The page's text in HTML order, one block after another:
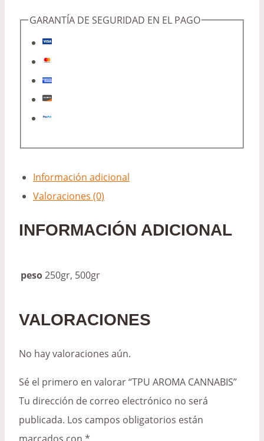
GARANTÍA DE SEGURIDAD EN EL PAGO
Información adicional
Valoraciones (0)
INFORMACIÓN ADICIONAL
peso250gr, 500gr
VALORACIONES
No hay valoraciones aún.
Sé el primero en valorar “TPU AROMA CANNABIS”
Tu dirección de correo electrónico no será
publicada. Los campos obligatorios están